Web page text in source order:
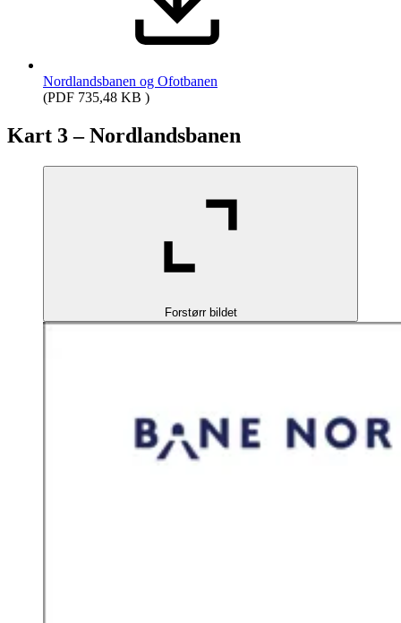
Nordlandsbanen og Ofotbanen
(PDF 735,48 KB )
Kart 3 – Nordlandsbanen
Forstørr bildet